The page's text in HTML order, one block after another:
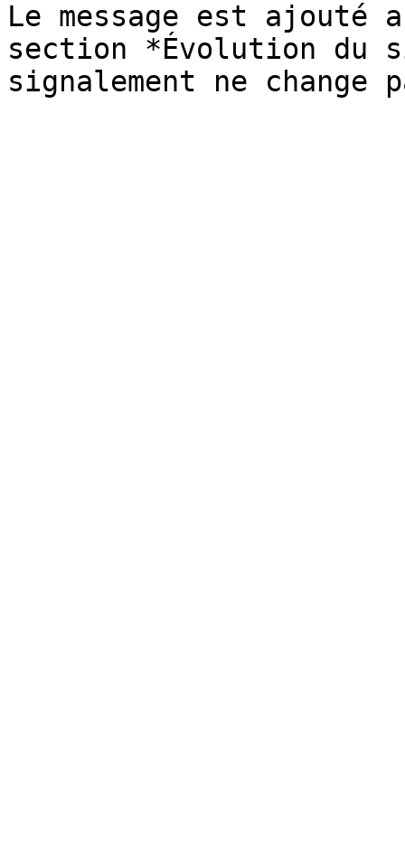
Le message est ajouté
section *Évolution du